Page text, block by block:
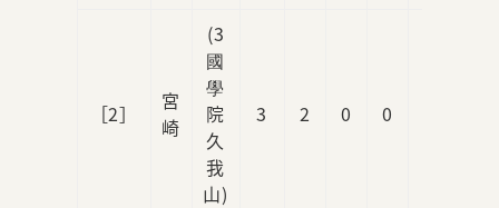
［2］
宮
崎
(3
國
學
院
久
我
山)
3 2 0 0